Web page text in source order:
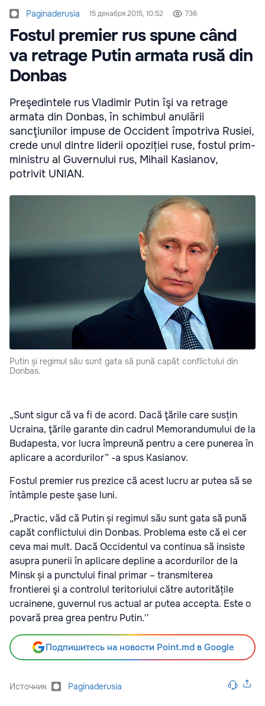
Paginaderusia 15 декабря 2015, 10:52 736
Fostul premier rus spune când
va retrage Putin armata rusă din
Donbas
Preşedintele rus Vladimir Putin îşi va retrage
armata din Donbas, în schimbul anulării
sancţiunilor impuse de Occident împotriva Rusiei,
crede unul dintre liderii opoziției ruse, fostul prim-
ministru al Guvernului rus, Mihail Kasianov,
potrivit UNIAN.
Putin și regimul său sunt gata să pună capăt conflictului din
Donbas.
„Sunt sigur că va fi de acord. Dacă ţările care susțin
Ucraina, ţările garante din cadrul Memorandumului de la
Budapesta, vor lucra împreună pentru a cere punerea în
aplicare a acordurilor” -a spus Kasianov.
Fostul premier rus prezice că acest lucru ar putea să se
întâmple peste şase luni.
„Practic, văd că Putin și regimul său sunt gata să pună
capăt conflictului din Donbas. Problema este că ei cer
ceva mai mult. Dacă Occidentul va continua să insiste
asupra punerii în aplicare depline a acordurilor de la
Minsk și a punctului final primar – transmiterea
frontierei şi a controlul teritoriului către autoritățile
ucrainene, guvernul rus actual ar putea accepta. Este o
povară prea grea pentru Putin.''
Подпишитесь на новости Point.md в Google
Источник Paginaderusia